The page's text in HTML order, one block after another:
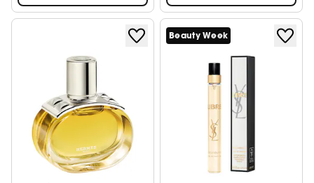
Beauty Week